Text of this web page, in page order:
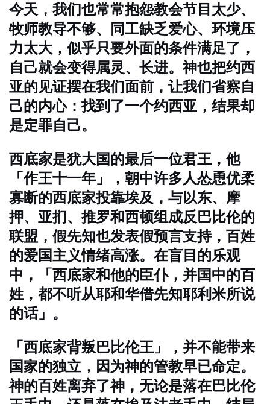
今天，我们也常常抱怨教会节目太少、
牧师教导不够、同工缺乏爱心、环境压
力太大，似乎只要外面的条件满足了，
自己就会变得属灵、长进。神也把约西
亚的见证摆在我们面前，让我们省察自
己的内心：找到了一个约西亚，结果却
是定罪自己。
西底家是犹大国的最后一位君王，他
「作王十一年」，朝中许多人怂恿优柔
寡断的西底家投靠埃及，与以东、摩
押、亚扪、推罗和西顿组成反巴比伦的
联盟，假先知也发表假预言支持，百姓
的爱国主义情绪高涨。在盲目的乐观
中，「西底家和他的臣仆，并国中的百
姓，都不听从耶和华借先知耶利米所说
的话」。
「西底家背叛巴比伦王」，并不能带来
国家的独立，因为神的管教早已命定。
神的百姓离弃了神，无论是落在巴比伦